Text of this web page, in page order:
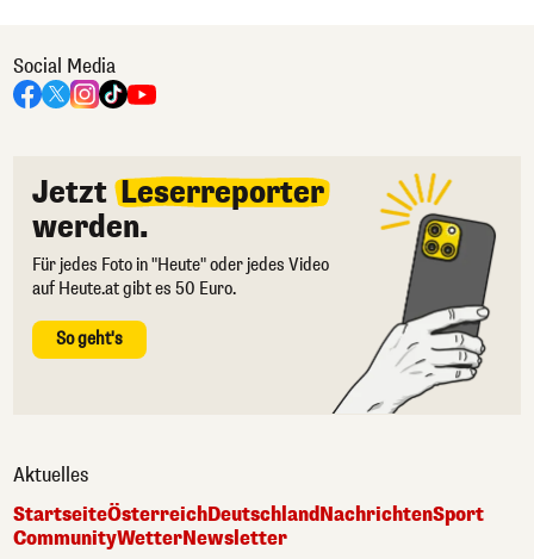
Social Media
Jetzt Leserreporter
werden.
Für jedes Foto in "Heute" oder jedes Video
auf Heute.at gibt es 50 Euro.
So geht's
Aktuelles
StartseiteÖsterreichDeutschlandNachrichtenSport
CommunityWetterNewsletter